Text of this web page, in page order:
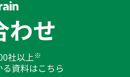
わせ
社以上※
資料はこちら